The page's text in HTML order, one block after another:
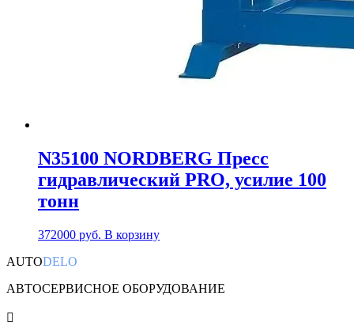
N35100 NORDBERG Пресс
гидравлический PRO, усилие 100
тонн
372000 руб. В корзину
AUTODELO
АВТОСЕРВИСНОЕ ОБОРУДОВАНИЕ
